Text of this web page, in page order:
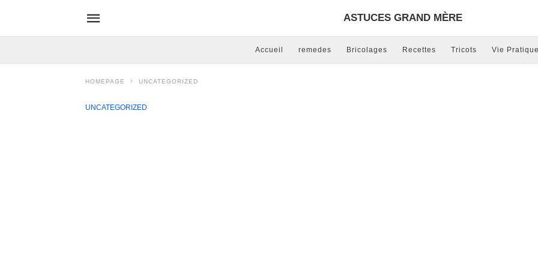
ASTUCES GRAND MÈRE
Accueil remedes Bricolages Recettes Tricots Vie Pratique
HOMEPAGE UNCATEGORIZED
UNCATEGORIZED